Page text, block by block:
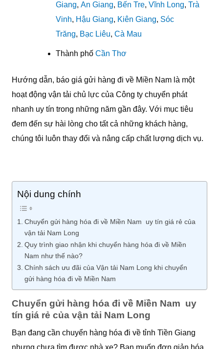
Giang, An Giang, Bến Tre, Vĩnh Long, Trà
Vinh, Hậu Giang, Kiên Giang, Sóc
Trăng, Bạc Liêu, Cà Mau
Thành phố Cần Thơ
Hướng dẫn, báo giá gửi hàng đi về Miền Nam là một
hoạt động vận tải chủ lực của Công ty chuyển phát
nhanh uy tín trong những năm gần đây. Với mục tiêu
đem đến sự hài lòng cho tất cả những khách hàng,
chúng tôi luôn thay đổi và nâng cấp chất lượng dịch vụ.
Nội dung chính
Chuyển gửi hàng hóa đi về Miền Nam uy tín giá rẻ của
vận tải Nam Long
Quy trình giao nhận khi chuyển hàng hóa đi về Miền
Nam như thế nào?
Chính sách ưu đãi của Vận tải Nam Long khi chuyển
gửi hàng hóa đi về Miền Nam
Chuyển gửi hàng hóa đi về Miền Nam uy
tín giá rẻ của vận tải Nam Long
Bạn đang cần chuyển hàng hóa đi về tỉnh Tiền Giang